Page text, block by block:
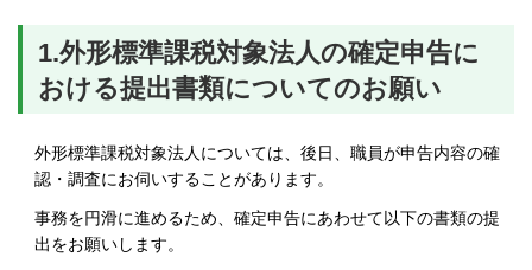
1.外形標準課税対象法人の確定申告に
おける提出書類についてのお願い
外形標準課税対象法人については、後日、職員が申告内容の確
認・調査にお伺いすることがあります。
事務を円滑に進めるため、確定申告にあわせて以下の書類の提
出をお願いします。